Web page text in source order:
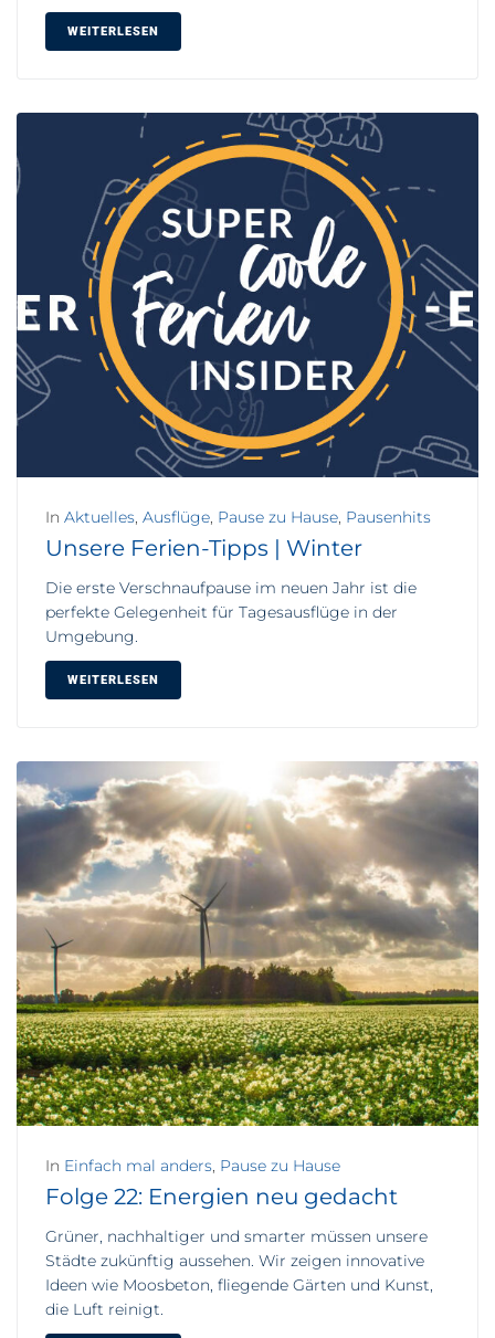
WEITERLESEN
In Aktuelles, Ausflüge, Pause zu Hause, Pausenhits
Unsere Ferien-Tipps | Winter
Die erste Verschnaufpause im neuen Jahr ist die
perfekte Gelegenheit für Tagesausflüge in der
Umgebung.
WEITERLESEN
In Einfach mal anders, Pause zu Hause
Folge 22: Energien neu gedacht
Grüner, nachhaltiger und smarter müssen unsere
Städte zukünftig aussehen. Wir zeigen innovative
Ideen wie Moosbeton, fliegende Gärten und Kunst,
die Luft reinigt.